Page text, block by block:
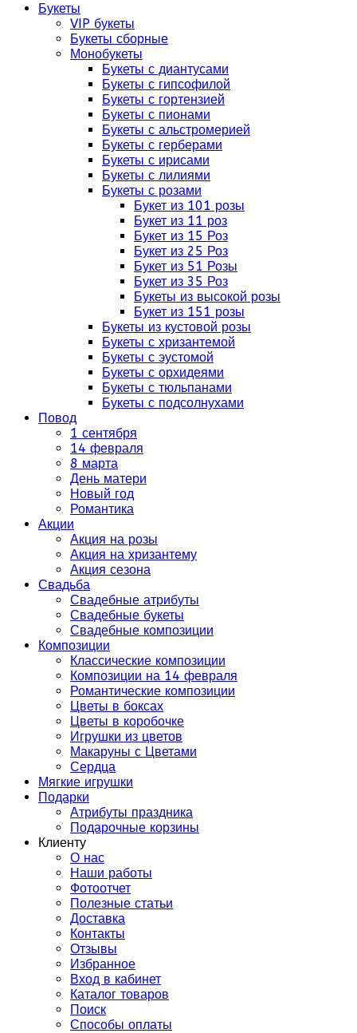
Букеты
VIP букеты
Букеты сборные
Монобукеты
Букеты с диантусами
Букеты с гипсофилой
Букеты с гортензией
Букеты с пионами
Букеты с альстромерией
Букеты с герберами
Букеты с ирисами
Букеты с лилиями
Букеты с розами
Букет из 101 розы
Букет из 11 роз
Букет из 15 Роз
Букет из 25 Роз
Букет из 51 Розы
Букет из 35 Роз
Букеты из высокой розы
Букет из 151 розы
Букеты из кустовой розы
Букеты с хризантемой
Букеты с эустомой
Букеты с орхидеями
Букеты с тюльпанами
Букеты с подсолнухами
Повод
1 сентября
14 февраля
8 марта
День матери
Новый год
Романтика
Акции
Акция на розы
Акция на хризантему
Акция сезона
Свадьба
Свадебные атрибуты
Свадебные букеты
Свадебные композиции
Композиции
Классические композиции
Композиции на 14 февраля
Романтические композиции
Цветы в боксах
Цветы в коробочке
Игрушки из цветов
Макаруны с Цветами
Сердца
Мягкие игрушки
Подарки
Атрибуты праздника
Подарочные корзины
Клиенту
О нас
Наши работы
Фотоотчет
Полезные статьи
Доставка
Контакты
Отзывы
Избранное
Вход в кабинет
Каталог товаров
Поиск
Способы оплаты